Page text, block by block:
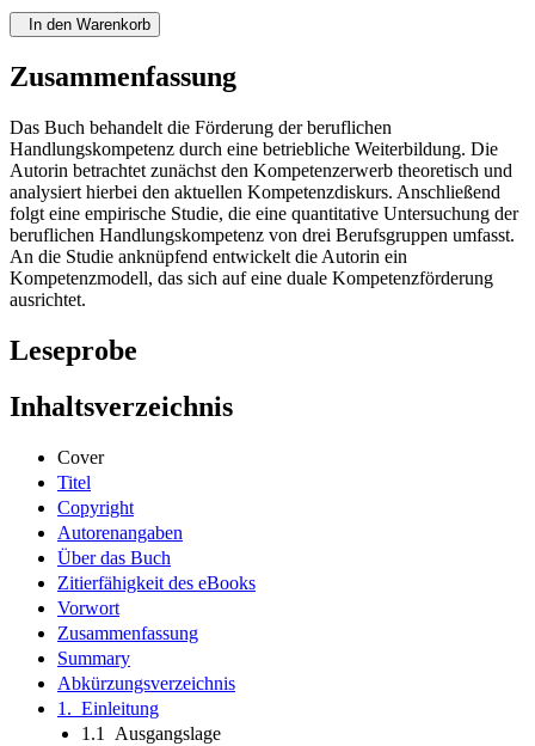
In den Warenkorb
Zusammenfassung
Das Buch behandelt die Förderung der beruflichen
Handlungskompetenz durch eine betriebliche Weiterbildung. Die
Autorin betrachtet zunächst den Kompetenzerwerb theoretisch und
analysiert hierbei den aktuellen Kompetenzdiskurs. Anschließend
folgt eine empirische Studie, die eine quantitative Untersuchung der
beruflichen Handlungskompetenz von drei Berufsgruppen umfasst.
An die Studie anknüpfend entwickelt die Autorin ein
Kompetenzmodell, das sich auf eine duale Kompetenzförderung
ausrichtet.
Leseprobe
Inhaltsverzeichnis
Cover
Titel
Copyright
Autorenangaben
Über das Buch
Zitierfähigkeit des eBooks
Vorwort
Zusammenfassung
Summary
Abkürzungsverzeichnis
1. Einleitung
1.1 Ausgangslage